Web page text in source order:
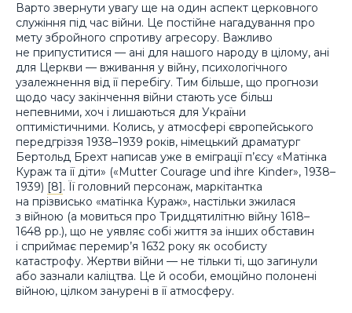
Варто звернути увагу ще на один аспект церковного
служіння під час війни. Це постійне нагадування про
мету збройного спротиву агресору. Важливо
не припуститися — ані для нашого народу в цілому, ані
для Церкви — вживання у війну, психологічного
узалежнення від її перебігу. Тим більше, що прогнози
щодо часу закінчення війни стають усе більш
непевними, хоч і лишаються для України
оптимістичними. Колись, у атмосфері європейського
передгріззя 1938–1939 років, німецький драматург
Бертольд Брехт написав уже в еміграції п’єсу «Матінка
Кураж та її діти» («Mutter Courage und ihre Kinder», 1938–
1939) [8]. Її головний персонаж, маркітантка
на прізвисько «матінка Кураж», настільки зжилася
з війною (а мовиться про Тридцятилітню війну 1618–
1648 рр.), що не уявляє собі життя за інших обставин
і сприймає перемир’я 1632 року як особисту
катастрофу. Жертви війни — не тільки ті, що загинули
або зазнали каліцтва. Це й особи, емоційно полонені
війною, цілком занурені в її атмосферу.